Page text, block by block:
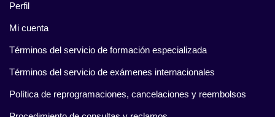
Perfil
Mi cuenta
Términos del servicio de formación especializada
Términos del servicio de exámenes internacionales
Política de reprogramaciones, cancelaciones y reembolsos